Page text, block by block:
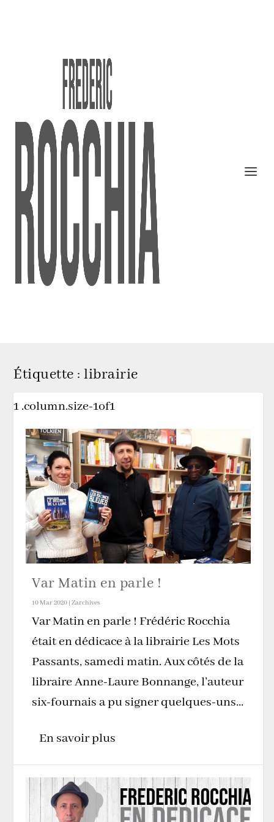
Étiquette :librairie
Var Matin en parle !
10 Mar 2020 |Zarchives
Var Matin en parle ! Frédéric Rocchia
était en dédicace à la librairie Les Mots
Passants, samedi matin. Aux côtés de la
libraire Anne-Laure Bonnange, l’auteur
six-fournais a pu signer quelques-uns...
En savoir plus